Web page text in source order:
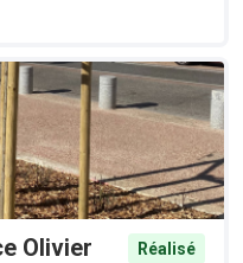
Olivier
Réalisé